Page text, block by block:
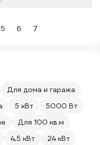
5 6 7
Для дома и гаража
5 кВт
5000 Вт
Для 100 кв.м
4,5 кВт
24 кВт